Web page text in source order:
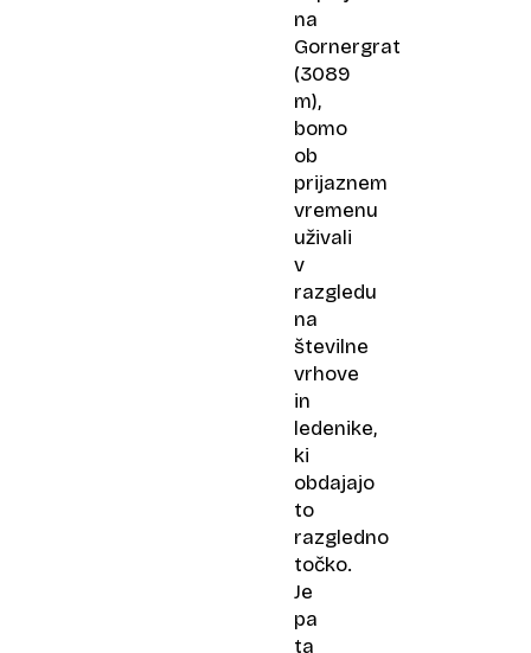
na
Gornergrat
(3089
m),
bomo
ob
prijaznem
vremenu
uživali
v
razgledu
na
številne
vrhove
in
ledenike,
ki
obdajajo
to
razgledno
točko.
Je
pa
ta